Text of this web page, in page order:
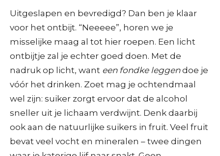
Uitgeslapen en bevredigd? Dan ben je klaar
voor het ontbijt. “Neeeee”, horen we je
misselijke maag al tot hier roepen. Een licht
ontbijtje zal je echter goed doen. Met de
nadruk op licht, want een fondke leggendoe je
vóór het drinken. Zoet mag je ochtendmaal
wel zijn: suiker zorgt ervoor dat de alcohol
sneller uit je lichaam verdwijnt. Denk daarbij
ook aan de natuurlijke suikers in fruit. Veel fruit
bevat veel vocht en mineralen – twee dingen